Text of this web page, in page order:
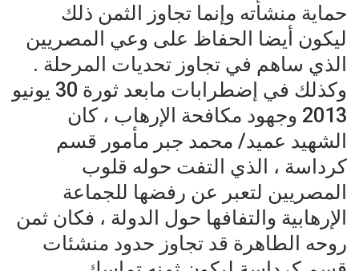
حماية منشأته وإنما تجاوز الثمن ذلك
ليكون أيضا الحفاظ على وعي المصريين
الذي ساهم في تجاوز تحديات المرحلة .
وكذلك في إضطرابات مابعد ثورة 30 يونيو
2013 وجهود مكافحة الإرهاب ، كان
الشهيد عميد/ محمد جبر مأمور قسم
كرداسة ، الذي التفت حوله قلوب
المصريين لتعبر عن رفضها للجماعة
الإرهابية والتفافها حول الدولة ، فكان ثمن
روحه الطاهرة قد تجاوز حدود منشئات